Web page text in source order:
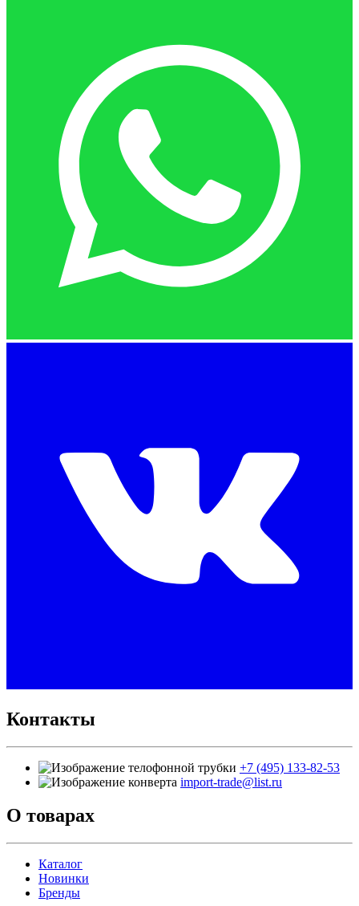
Контакты
+7 (495) 133-82-53
import-trade@list.ru
О товарах
Каталог
Новинки
Бренды